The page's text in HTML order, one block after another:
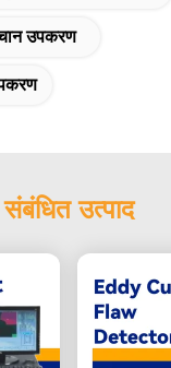
उपकरण
संबंधित उत्पाद